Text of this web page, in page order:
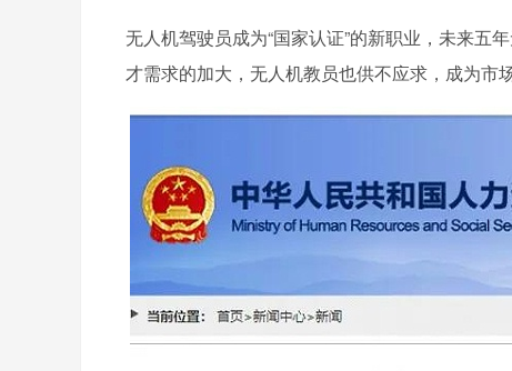
无人机驾驶员成为“国家认证”的新职业，未来五
才需求的加大，无人机教员也供不应求，成为市